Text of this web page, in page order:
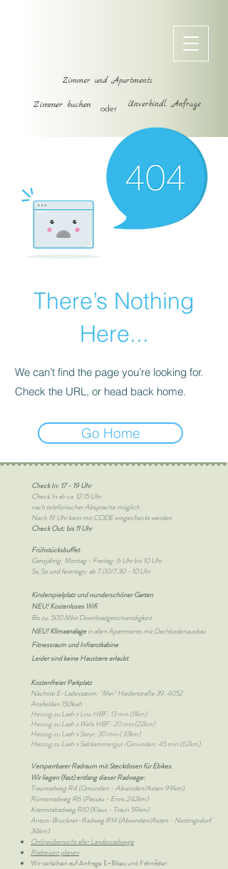
Zimmer und Apartments
Zimmer buchen oder Unverbindl. Anfrage
There’s Nothing
Here...
We can’t find the page you’re looking for.
Check the URL, or head back home.
Go Home
Check In: 17 - 19 Uhr
Check In ab ca. 12:15 Uhr
nach telefonischer Absprache möglich
Nach 19 Uhr kann mit CODE eingecheckt werden
Check Out: bis 11 Uhr
Frühstücksbuffet
Ganzjährig: Montag - Freitag: 6 Uhr bis 10 Uhr
Sa, So und feiertags: ab 7.00/7.30 - 10 Uhr
Kinderspielplatz und wunderschöner Garten
NEU! Kostenloses Wifi
Bis zu. 500 Mbit Downloadgeschwindigkeit
NEU! Klimaanalagein allen Apartments mit Dachbodenausbau
Fitnessraum und Infrarotkabine
Leider sind keine Haustiere erlaubt
Kostenfreier Parkplatz
Nächste E-Ladestation: "Mer" Haiderstraße 39, 4052
Ansfelden 150kwh
Herzog zu Laah > Linz HBF: 13 min (11km)
Herzog zu Laah > Wels HBF: 20 min (22km)
Herzog zu Laah > Steyr: 30 min ( 33km)
Herzog zu Laah > Salzkammergut /Gmunden: 45 min (62km)
Versperrbarer Radraum mit Steckdosen für Ebikes.
Wir liegen (fast) entlang dieser Radwege:
Traunradweg R4 (Gmunden - Abwinden/Asten 99km)
Römerradweg R6 (Passau - Enns 242km)
Kremstalradweg R10 (Klaus - Traun 59km)
Anton-Bruckner-Radweg R14 (Abwinden/Asten - Nettingsdorf
34km)
Onlineübersicht aller Landesradwege
Radreisen planen
Wir verleihen auf Anfrage E-Bikes und Fahrräder.